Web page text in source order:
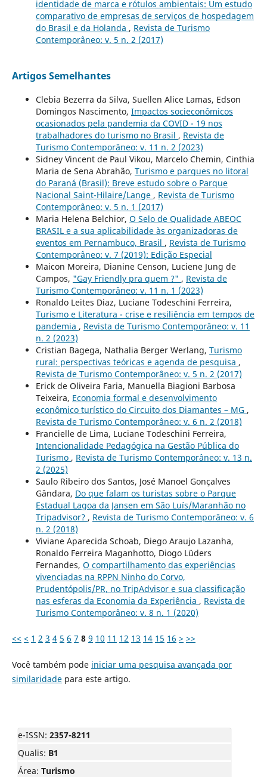
identidade de marca e rótulos ambientais: Um estudo
comparativo de empresas de serviços de hospedagem
do Brasil e da Holanda , Revista de Turismo
Contemporâneo: v. 5 n. 2 (2017)
Artigos Semelhantes
Clebia Bezerra da Silva, Suellen Alice Lamas, Edson
Domingos Nascimento, Impactos socieconômicos
ocasionados pela pandemia da COVID - 19 nos
trabalhadores do turismo no Brasil , Revista de
Turismo Contemporâneo: v. 11 n. 2 (2023)
Sidney Vincent de Paul Vikou, Marcelo Chemin, Cinthia
Maria de Sena Abrahão, Turismo e parques no litoral
do Paraná (Brasil): Breve estudo sobre o Parque
Nacional Saint-Hilaire/Lange , Revista de Turismo
Contemporâneo: v. 5 n. 1 (2017)
Maria Helena Belchior, O Selo de Qualidade ABEOC
BRASIL e a sua aplicabilidade às organizadoras de
eventos em Pernambuco, Brasil , Revista de Turismo
Contemporâneo: v. 7 (2019): Edição Especial
Maicon Moreira, Dianine Censon, Luciene Jung de
Campos, "Gay Friendly pra quem ?" , Revista de
Turismo Contemporâneo: v. 11 n. 1 (2023)
Ronaldo Leites Diaz, Luciane Todeschini Ferreira,
Turismo e Literatura - crise e resiliência em tempos de
pandemia , Revista de Turismo Contemporâneo: v. 11
n. 2 (2023)
Cristian Bagega, Nathalia Berger Werlang, Turismo
rural: perspectivas teóricas e agenda de pesquisa ,
Revista de Turismo Contemporâneo: v. 5 n. 2 (2017)
Erick de Oliveira Faria, Manuella Biagioni Barbosa
Teixeira, Economia formal e desenvolvimento
econômico turístico do Circuito dos Diamantes – MG ,
Revista de Turismo Contemporâneo: v. 6 n. 2 (2018)
Francielle de Lima, Luciane Todeschini Ferreira,
Intencionalidade Pedagógica na Gestão Pública do
Turismo , Revista de Turismo Contemporâneo: v. 13 n.
2 (2025)
Saulo Ribeiro dos Santos, José Manoel Gonçalves
Gândara, Do que falam os turistas sobre o Parque
Estadual Lagoa da Jansen em São Luís/Maranhão no
Tripadvisor? , Revista de Turismo Contemporâneo: v. 6
n. 2 (2018)
Viviane Aparecida Schoab, Diego Araujo Lazanha,
Ronaldo Ferreira Maganhotto, Diogo Lüders
Fernandes, O compartilhamento das experiências
vivenciadas na RPPN Ninho do Corvo,
Prudentópolis/PR, no TripAdvisor e sua classificação
nas esferas da Economia da Experiência , Revista de
Turismo Contemporâneo: v. 8 n. 1 (2020)
<< < 1 2 3 4 5 6 7 8 9 10 11 12 13 14 15 16 > >>
Você também pode iniciar uma pesquisa avançada por
similaridadepara este artigo.
e-ISSN: 2357-8211
Qualis: B1
Área: Turismo